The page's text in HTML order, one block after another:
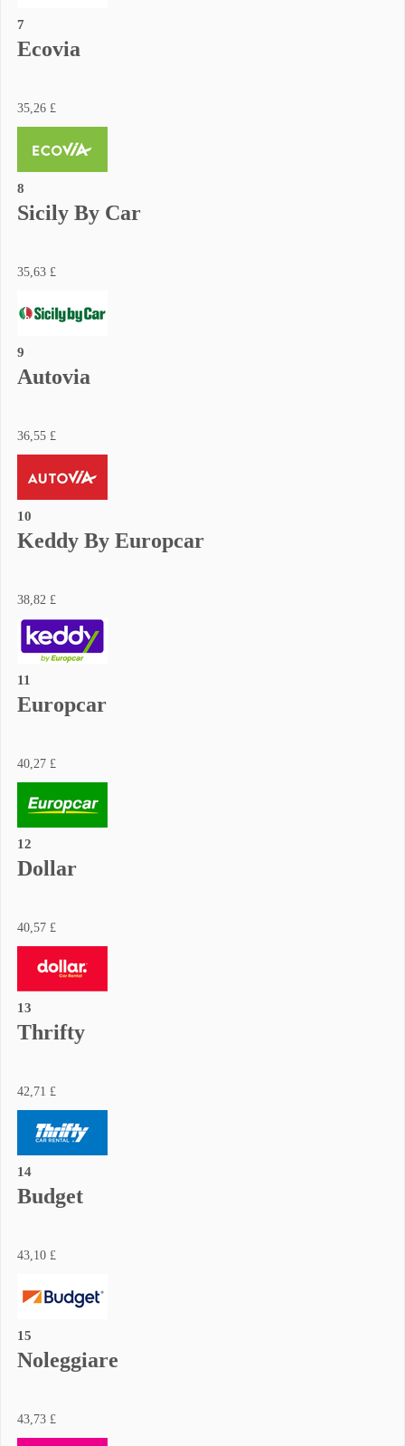
7
Ecovia
35,26 £
8
Sicily By Car
35,63 £
9
Autovia
36,55 £
10
Keddy By Europcar
38,82 £
11
Europcar
40,27 £
12
Dollar
40,57 £
13
Thrifty
42,71 £
14
Budget
43,10 £
15
Noleggiare
43,73 £